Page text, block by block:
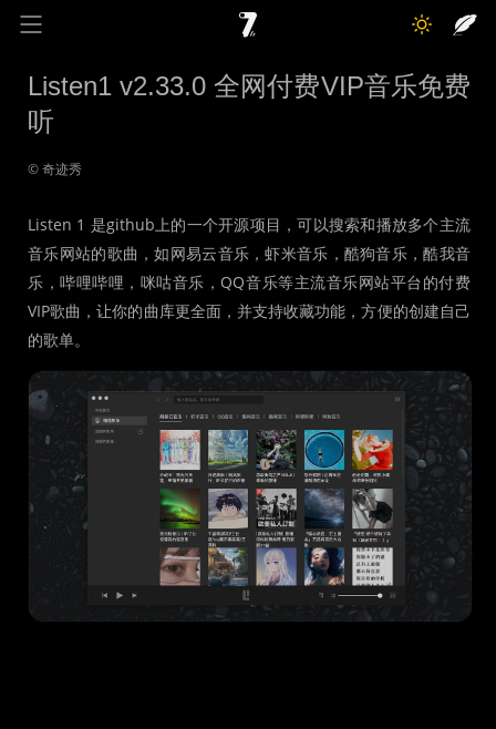
Listen1 v2.33.0 全网付费VIP音乐免费
听
© 奇迹秀
Listen 1 是github上的一个开源项目，可以搜索和播放多个主流
音乐网站的歌曲，如网易云音乐，虾米音乐，酷狗音乐，酷我音
乐，哔哩哔哩，咪咕音乐，QQ音乐等主流音乐网站平台的付费
VIP歌曲，让你的曲库更全面，并支持收藏功能，方便的创建自己
的歌单。